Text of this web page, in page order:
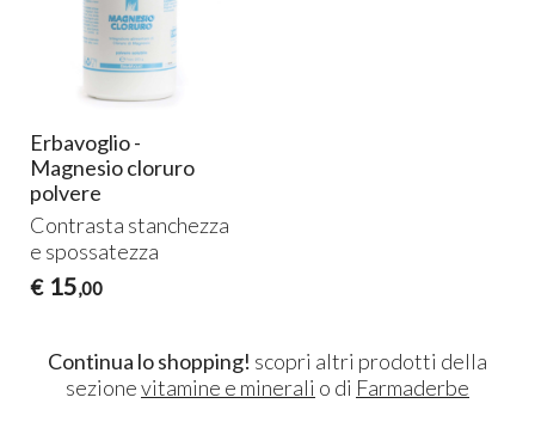
Erbavoglio -
Magnesio cloruro
polvere
Contrasta stanchezza
e spossatezza
€ 15,00
Continua lo shopping! scopri altri prodotti della
sezionevitamine e minerali o di Farmaderbe